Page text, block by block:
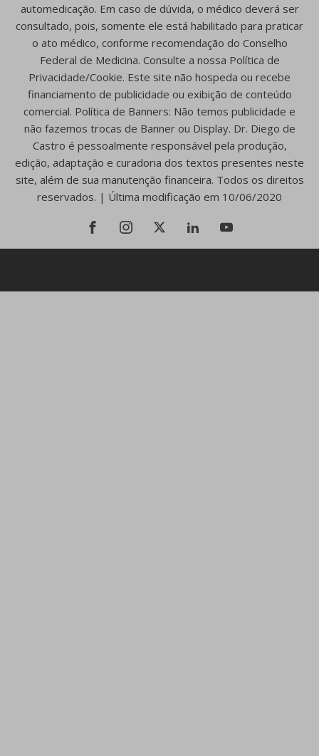
automedicação. Em caso de dúvida, o médico deverá ser
consultado, pois, somente ele está habilitado para praticar
o ato médico, conforme recomendação do Conselho
Federal de Medicina. Consulte a nossa Política de
Privacidade/Cookie. Este site não hospeda ou recebe
financiamento de publicidade ou exibição de conteúdo
comercial. Política de Banners: Não temos publicidade e
não fazemos trocas de Banner ou Display. Dr. Diego de
Castro é pessoalmente responsável pela produção,
edição, adaptação e curadoria dos textos presentes neste
site, além de sua manutenção financeira. Todos os direitos
reservados. | Última modificação em 10/06/2020